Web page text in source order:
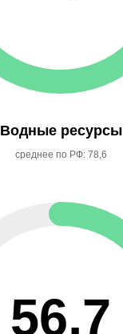
Водные ресурсы
среднее по РФ: 78,6
56,7